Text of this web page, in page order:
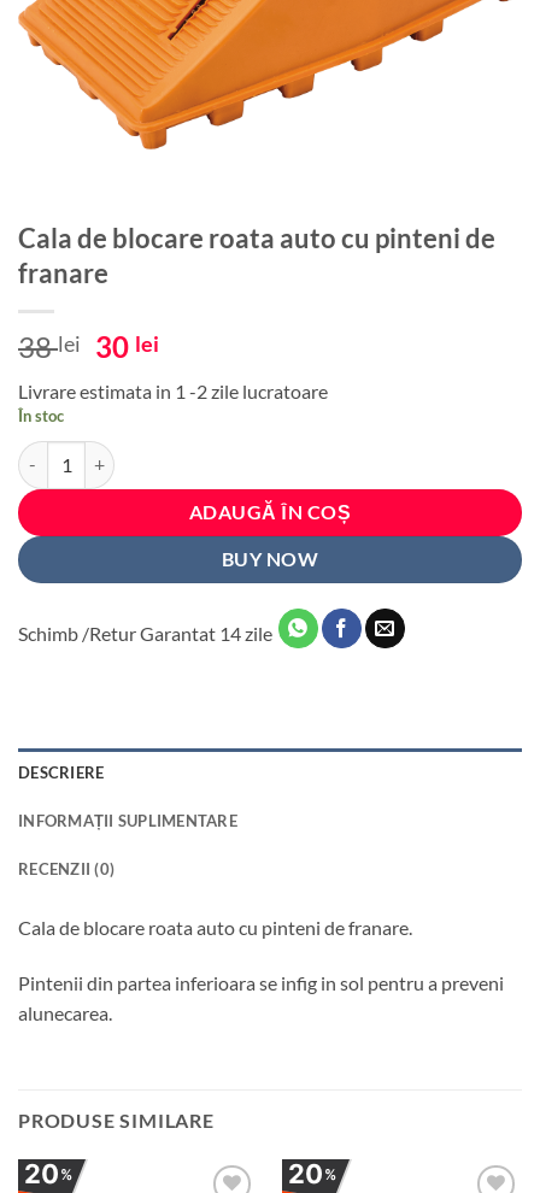
Cala de blocare roata auto cu pinteni de
franare
38lei
Prețul
a
fost:
38 lei.
30 lei
este:
Livrare estimata in 1 -2 zile lucratoare
În stoc
Cantitate Cala de blocare roata auto cu pinteni de franare
ADAUGĂ ÎN COȘ
BUY NOW
Schimb /Retur Garantat 14 zile
DESCRIERE
INFORMAȚII SUPLIMENTARE
RECENZII (0)
Cala de blocare roata auto cu pinteni de franare.
Pintenii din partea inferioara se infig in sol pentru a preveni
alunecarea.
PRODUSE SIMILARE
20% 20%